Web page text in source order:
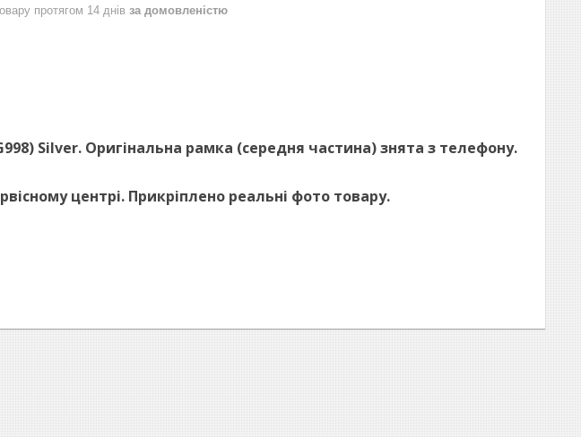
протягом 14 днів за домовленістю
Silver. Оригінальна рамка (середня частина) знята з телефону.
центрі. Прикріплено реальні фото товару.